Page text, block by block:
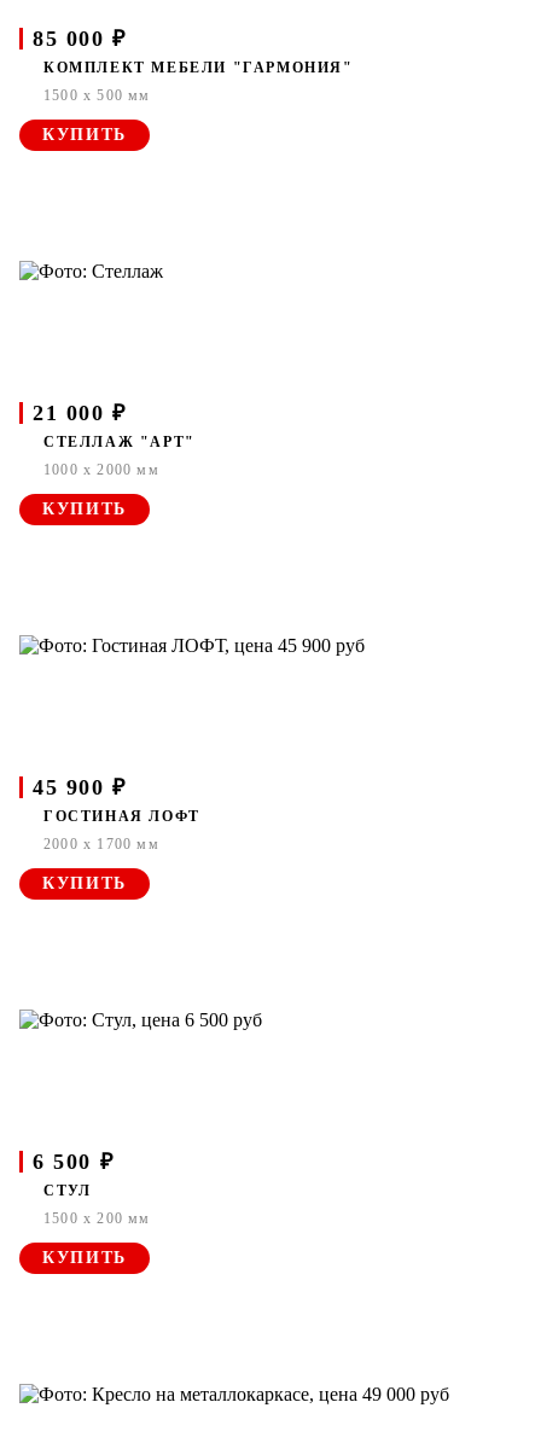
85 000 ₽
КОМПЛЕКТ МЕБЕЛИ "ГАРМОНИЯ"
1500 x 500 мм
КУПИТЬ
21 000 ₽
СТЕЛЛАЖ "АРТ"
1000 x 2000 мм
КУПИТЬ
45 900 ₽
ГОСТИНАЯ ЛОФТ
2000 x 1700 мм
КУПИТЬ
6 500 ₽
СТУЛ
1500 x 200 мм
КУПИТЬ